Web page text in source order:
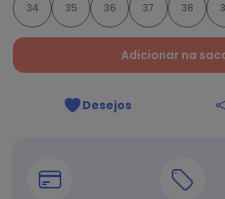
34 35 36 37 38
Adicionar na
Desejos